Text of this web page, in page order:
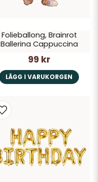
Folieballong, Brainrot
Ballerina Cappuccina
99 kr
LÄGG I VARUKORGEN